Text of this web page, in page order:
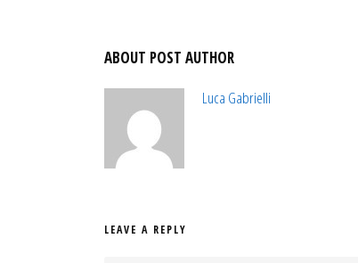
ABOUT POST AUTHOR
Luca Gabrielli
LEAVE A REPLY